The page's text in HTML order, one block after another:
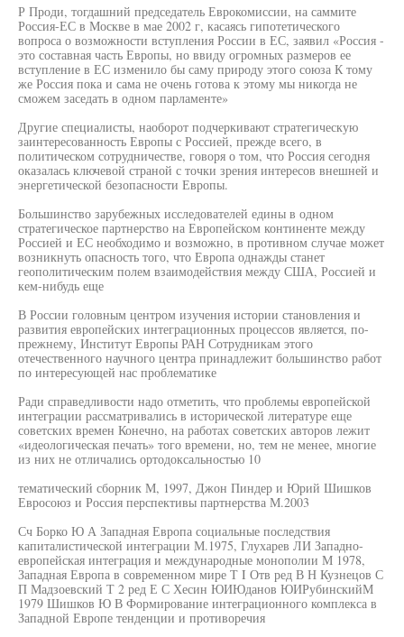
Р Проди, тогдашний председатель Еврокомиссии, на саммите
Россия-ЕС в Москве в мае 2002 г, касаясь гипотетического
вопроса о возможности вступления России в ЕС, заявил «Россия -
это составная часть Европы, но ввиду огромных размеров ее
вступление в ЕС изменило бы саму природу этого союза К тому
же Россия пока и сама не очень готова к этому мы никогда не
сможем заседать в одном парламенте»
Другие специалисты, наоборот подчеркивают стратегическую
заинтересованность Европы с Россией, прежде всего, в
политическом сотрудничестве, говоря о том, что Россия сегодня
оказалась ключевой страной с точки зрения интересов внешней и
энергетической безопасности Европы.
Большинство зарубежных исследователей едины в одном
стратегическое партнерство на Европейском континенте между
Россией и ЕС необходимо и возможно, в противном случае может
возникнуть опасность того, что Европа однажды станет
геополитическим полем взаимодействия между США, Россией и
кем-нибудь еще
В России головным центром изучения истории становления и
развития европейских интеграционных процессов является, по-
прежнему, Институт Европы РАН Сотрудникам этого
отечественного научного центра принадлежит большинство работ
по интересующей нас проблематике
Ради справедливости надо отметить, что проблемы европейской
интеграции рассматривались в исторической литературе еще
советских времен Конечно, на работах советских авторов лежит
«идеологическая печать» того времени, но, тем не менее, многие
из них не отличались ортодоксальностью 10
тематический сборник М, 1997, Джон Пиндер и Юрий Шишков
Евросоюз и Россия перспективы партнерства М.2003
Сч Борко Ю А Западная Европа социальные последствия
капиталистической интеграции М.1975, Глухарев ЛИ Западно-
европейская интеграция и международные монополии М 1978,
Западная Европа в современном мире Т I Отв ред В Н Кузнецов С
П Мадзоевский Т 2 ред Е С Хесин ЮИЮданов ЮИРубинскийМ
1979 Шишков Ю В Формирование интеграционного комплекса в
Западной Европе тенденции и противоречия